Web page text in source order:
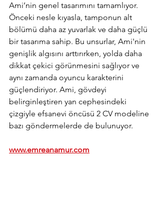
Ami’nin genel tasarımını tamamlıyor.
Önceki nesle kıyasla, tamponun alt
bölümü daha az yuvarlak ve daha güçlü
bir tasarıma sahip. Bu unsurlar, Ami'nin
genişlik algısını arttırırken, yolda daha
dikkat çekici görünmesini sağlıyor ve
aynı zamanda oyuncu karakterini
güçlendiriyor. Ami, gövdeyi
belirginleştiren yan cephesindeki
çizgiyle efsanevi öncüsü 2 CV modeline
bazı göndermelerde de bulunuyor.
www.emreanamur.com